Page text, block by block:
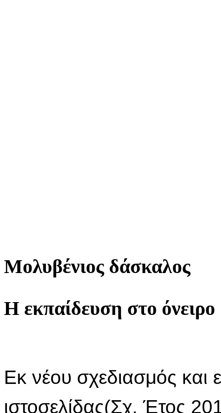
Μολυβένιος δάσκαλος
Η εκπαίδευση στο όνειρο
Εκ νέου σχεδιασμός και
ιστοσελίδας(Σχ. Έτος